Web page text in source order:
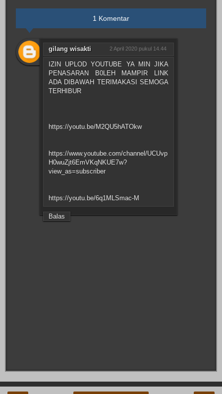
1 Komentar
gilang wisakti 2 April 2020 pukul 14.44
IZIN UPLOD YOUTUBE YA MIN JIKA
PENASARAN B0LEH MAMPIR LINK
ADA DIBAWAH TERIMAKASI SEMOGA
TERHIBUR
https://youtu.be/M2QU5hATOkw
https://www.youtube.com/channel/UCUvp
H0wuZjt6EmVKqNKUE7w?
view_as=subscriber
https://youtu.be/6q1MLSmac-M
Balas